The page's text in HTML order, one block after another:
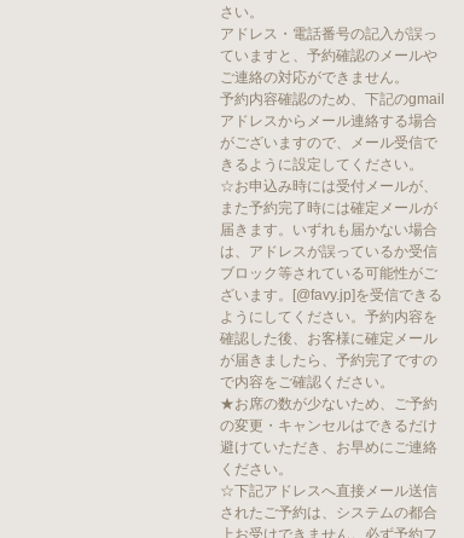
さい。
アドレス・電話番号の記入が誤っ
ていますと、予約確認のメールや
ご連絡の対応ができません。
予約内容確認のため、下記のgmail
アドレスからメール連絡する場合
がございますので、メール受信で
きるように設定してください。
☆お申込み時には受付メールが、
また予約完了時には確定メールが
届きます。いずれも届かない場合
は、アドレスが誤っているか受信
ブロック等されている可能性がご
ざいます。[@favy.jp]を受信できる
ようにしてください。予約内容を
確認した後、お客様に確定メール
が届きましたら、予約完了ですの
で内容をご確認ください。
★お席の数が少ないため、ご予約
の変更・キャンセルはできるだけ
避けていただき、お早めにご連絡
ください。
☆下記アドレスへ直接メール送信
されたご予約は、システムの都合
上お受けできません。必ず予約フ